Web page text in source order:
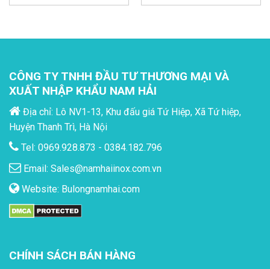
CÔNG TY TNHH ĐẦU TƯ THƯƠNG MẠI VÀ
XUẤT NHẬP KHẨU NAM HẢI
Địa chỉ: Lô NV1-13, Khu đấu giá Tứ Hiệp, Xã Tứ hiệp,
Huyện Thanh Trì, Hà Nội
Tel: 0969.928.873 - 0384.182.796
Email: Sales@namhaiinox.com.vn
Website: Bulongnamhai.com
CHÍNH SÁCH BÁN HÀNG